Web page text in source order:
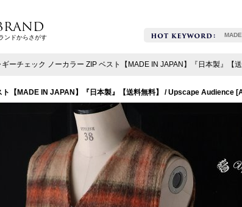
ンドからさがす
ーチェック ノーカラー ZIP ベスト【MADE IN JAPAN】『日本製』【
【MADE IN JAPAN】『日本製』【送料無料】 / Upscape Audience [